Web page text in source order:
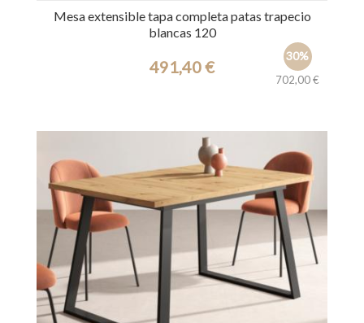
Mesa extensible tapa completa patas trapecio
blancas 120
30%
702,00 €
491,40 €